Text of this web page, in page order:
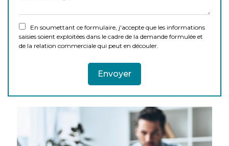
En soumettant ce formulaire, j'accepte que les informations
saisies soient exploitées dans le cadre de la demande formulée et
de la relation commerciale qui peut en découler.